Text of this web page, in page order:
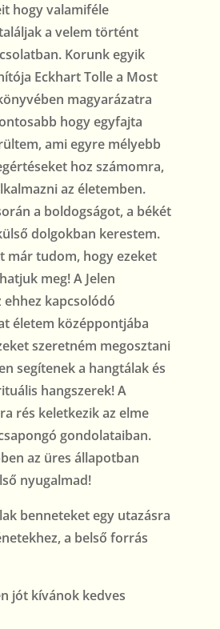
hogy valamiféle
a velem történt
Korunk egyik
Eckhart Tolle a Most
magyarázatra
hogy egyfajta
ami egyre mélyebb
hoz számomra,
az életemben.
a boldogságot, a békét
dolgokban kerestem.
már tudom, hogy ezeket
meg! A Jelen
ehhez kapcsolódó
életem középpontjába
szeretném megosztani
segítenek a hangtálak és
hangszerek! A
rés keletkezik az elme
gondolataiban.
az üres állapotban
nyugalmad!
benneteket egy utazásra
a belső forrás
jót kívánok kedves